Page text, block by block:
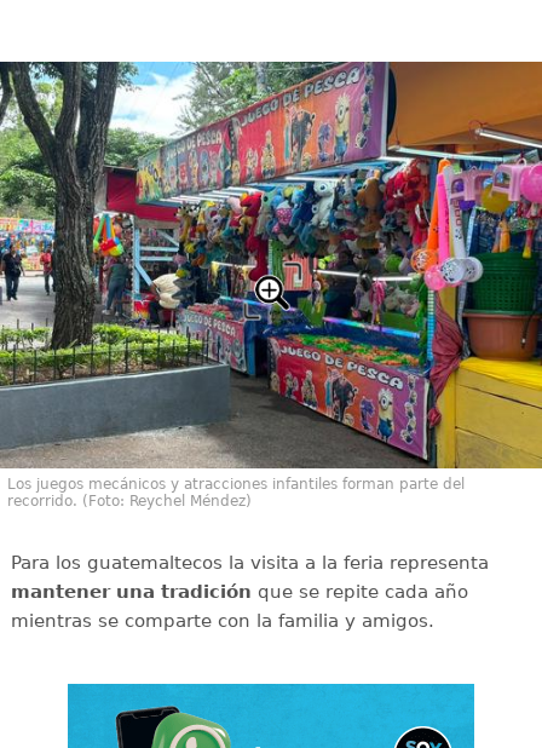
Los juegos mecánicos y atracciones infantiles forman parte del
recorrido. (Foto: Reychel Méndez)
Para los guatemaltecos la visita a la feria representa
mantener una tradición que se repite cada año
mientras se comparte con la familia y amigos.